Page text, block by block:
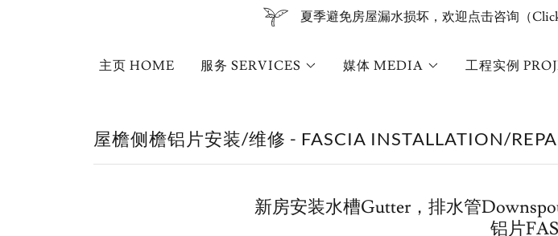
夏季避免房屋漏水损坏，欢迎点击咨询（
主页 HOME 服务 SERVICES 媒体 MEDIA 工程实例
屋檐侧檐铝片安装/维修 - FASCIA INSTALLATION/
新房安装水槽Gutter，排水管
铝片